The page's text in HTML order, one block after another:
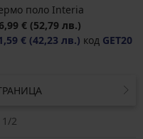
поло Interia
€ (52,79 лв.)
€ (42,23 лв.) код GET20
2